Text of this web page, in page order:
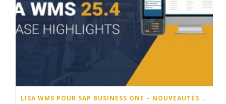
LISA WMS POUR SAP BUSINESS ONE – NOUVEAUTÉS DE LA VERSION 25.4